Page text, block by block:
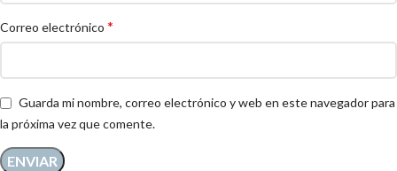
Correo electrónico *
Guarda mi nombre, correo electrónico y web en este navegador para
la próxima vez que comente.